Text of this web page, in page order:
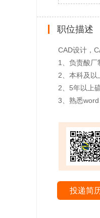
职位描述
CAD设计，
1、负责酸厂
2、本科及以
2、5年以上
3、熟悉word
投递简